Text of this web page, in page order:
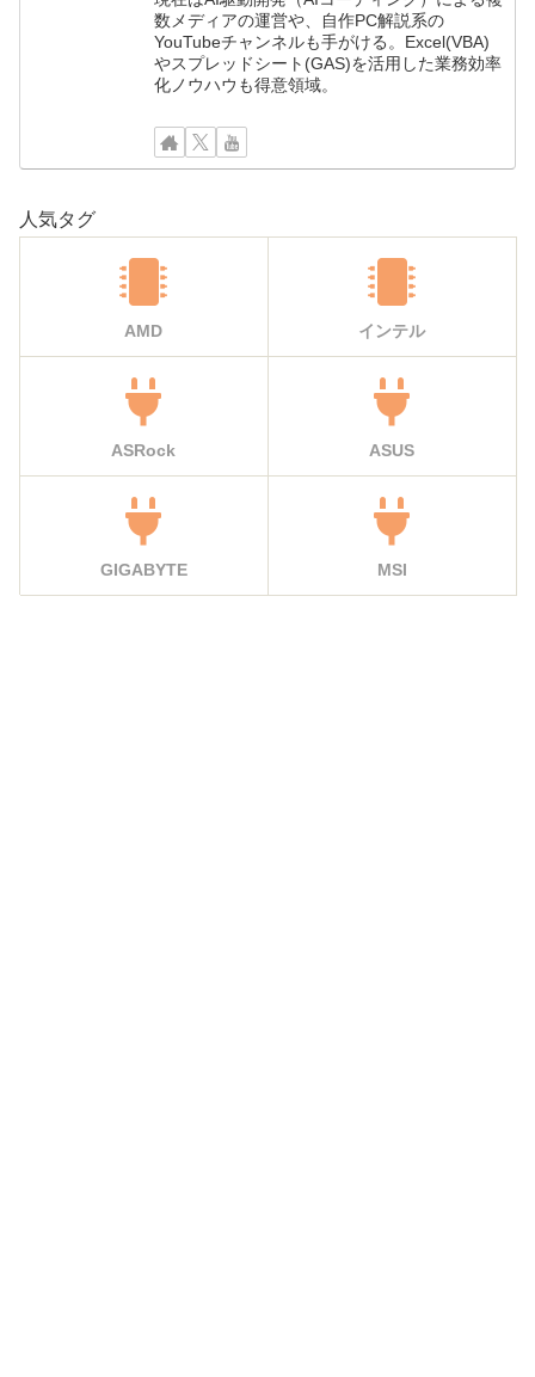
数メディアの運営や、自作PC解説系の
YouTubeチャンネルも手がける。Excel(VBA)
やスプレッドシート(GAS)を活用した業務効率
化ノウハウも得意領域。
人気タグ
AMD インテル
ASRock ASUS
GIGABYTE MSI